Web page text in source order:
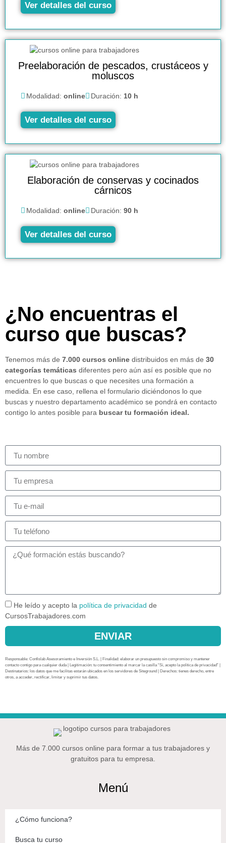
Ver detalles del curso
Preelaboración de pescados, crustáceos y
moluscos
Modalidad: online Duración: 10 h
Ver detalles del curso
Elaboración de conservas y cocinados
cárnicos
Modalidad: online Duración: 90 h
Ver detalles del curso
¿No encuentras el
curso que buscas?
Tenemos más de 7.000 cursos online distribuidos en más de 30
categorías temáticas diferentes pero aún así es posible que no
encuentres lo que buscas o que necesites una formación a
medida. En ese caso, rellena el formulario diciéndonos lo que
buscas y nuestro departamento académico se pondrá en contacto
contigo lo antes posible para buscar tu formación ideal.
He leído y acepto la política de privacidad de
CursosTrabajadores.com
ENVIAR
Responsable: Confislab Asesoramiento e Inversión S.L. | Finalidad: elaborar un presupuesto sin compromiso y mantener
contacto contigo para cualquier duda | Legitimación: tu consentimiento al marcar la casilla “Sí, acepto la política de privacidad” |
Destinatarios: los datos que me facilitas estarán ubicados en los servidores de Siteground | Derechos: tienes derecho, entre
otros, a acceder, rectificar, limitar y suprimir tus datos.
Más de 7.000 cursos online para formar a tus trabajadores y
gratuitos para tu empresa.
Menú
¿Cómo funciona?
Busca tu curso